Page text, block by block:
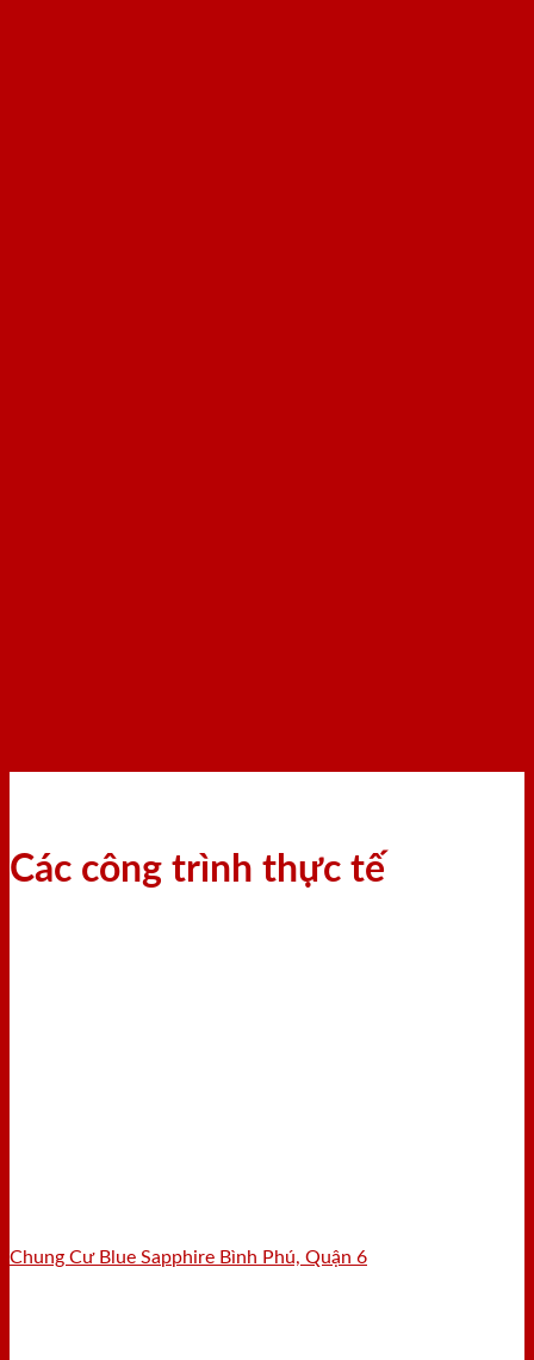
Các công trình thực tế
Chung Cư Blue Sapphire Bình Phú, Quận 6